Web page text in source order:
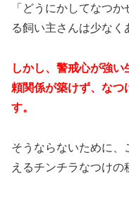
「どうにかしてなつ
る飼い主さんは少なく
しかし、警戒心が強
頼関係が築けず、な
す。
そうならないために
えるチンチラなつけの